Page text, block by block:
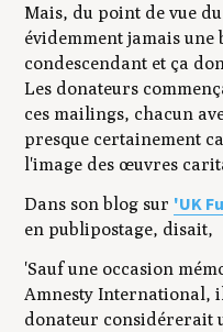
Mais, du point de vue
évidemment jamais une
condescendant et ça
Les donateurs
ces mailings, chacun
presque certainement
l'image des œuvres
Dans son blog sur 'UK
en publipostage, disait,
'Sauf une occasion
Amnesty International,
donateur considérerait